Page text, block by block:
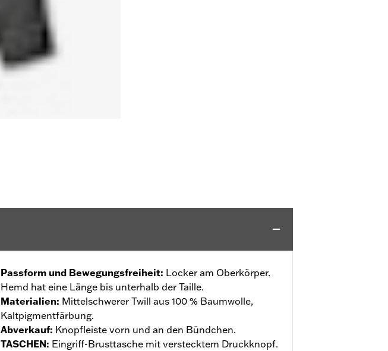
Passform und Bewegungsfreiheit: Locker am Oberkörper.
Hemd hat eine Länge bis unterhalb der Taille.
Materialien: Mittelschwerer Twill aus 100 % Baumwolle,
Kaltpigmentfärbung.
Abverkauf: Knopfleiste vorn und an den Bündchen.
TASCHEN: Eingriff-Brusttasche mit verstecktem Druckknopf.